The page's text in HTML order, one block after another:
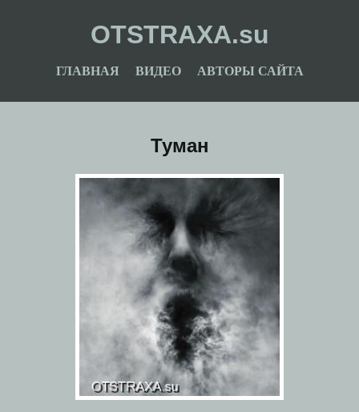
OTSTRAXA.su
ГЛАВНАЯ ВИДЕО АВТОРЫ САЙТА
Туман